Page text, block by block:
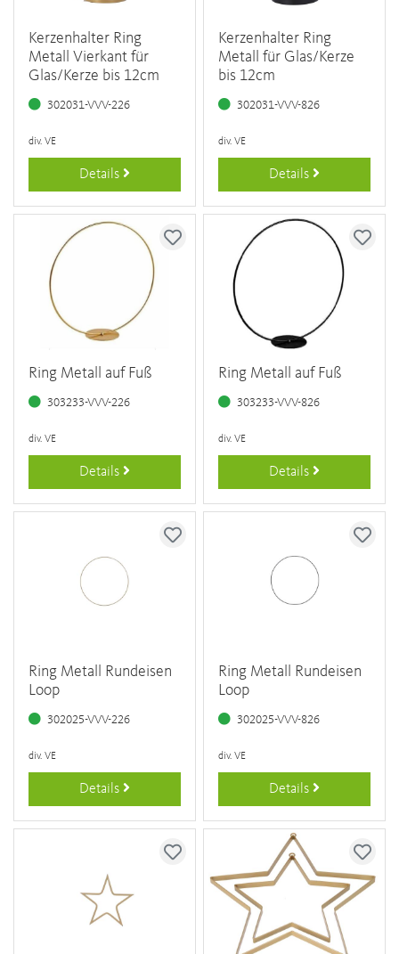
Kerzenhalter Ring
Metall Vierkant für
Glas/Kerze bis 12cm
302031-VVV-226
div. VE
Details
Kerzenhalter Ring
Metall für Glas/Kerze
bis 12cm
302031-VVV-826
div. VE
Details
Ring Metall auf Fuß
303233-VVV-226
div. VE
Details
Ring Metall auf Fuß
303233-VVV-826
div. VE
Details
Ring Metall Rundeisen
Loop
302025-VVV-226
div. VE
Details
Ring Metall Rundeisen
Loop
302025-VVV-826
div. VE
Details